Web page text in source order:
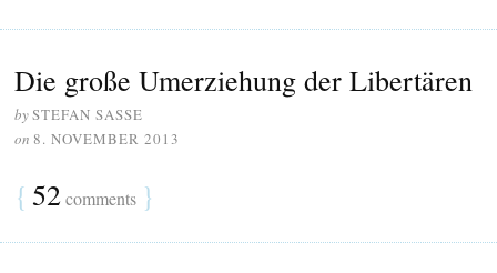
Die große Umerziehung der Libertären
bySTEFAN SASSE
on 8. NOVEMBER 2013
{ 52comments }